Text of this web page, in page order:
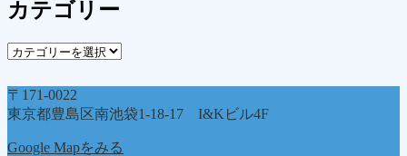
イ
カテゴリー
カ
ゴ
リ
〒171-0022
東京都豊島区南池袋1-18-17 I&Kビル4F
Google Mapをみる